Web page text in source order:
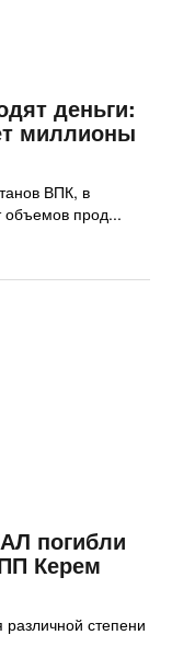
деньги:
миллионы
ВПК, в
объемов прод...
погибли
Керем
степени